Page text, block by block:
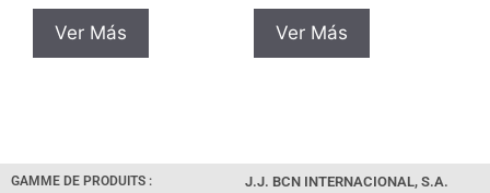
Ver Más Ver Más
GAMME DE PRODUITS : J.J. BCN INTERNACIONAL, S.A.